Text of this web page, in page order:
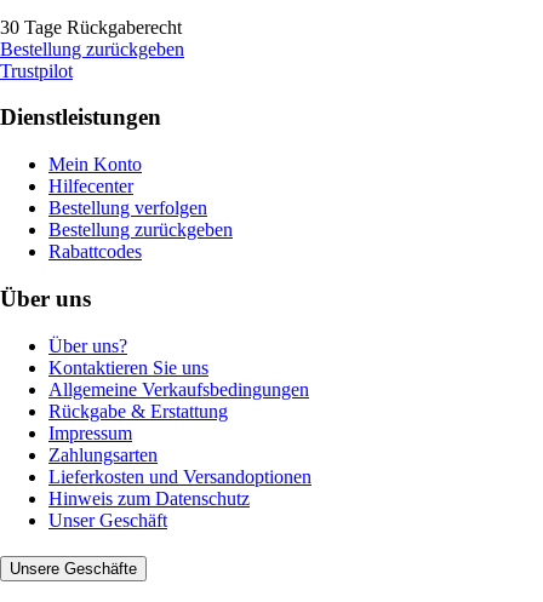
30 Tage Rückgaberecht
Bestellung zurückgeben
Trustpilot
Dienstleistungen
Mein Konto
Hilfecenter
Bestellung verfolgen
Bestellung zurückgeben
Rabattcodes
Über uns
Über uns?
Kontaktieren Sie uns
Allgemeine Verkaufsbedingungen
Rückgabe & Erstattung
Impressum
Zahlungsarten
Lieferkosten und Versandoptionen
Hinweis zum Datenschutz
Unser Geschäft
Unsere Geschäfte